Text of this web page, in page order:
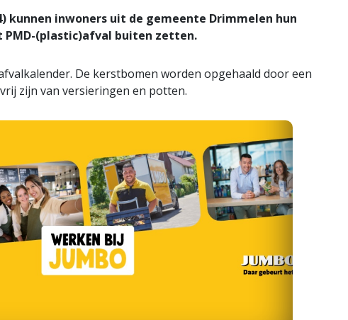
kunnen inwoners uit de gemeente Drimmelen hun
(plastic)afval buiten zetten.
De kerstbomen worden opgehaald door een
zijn van versieringen en potten.